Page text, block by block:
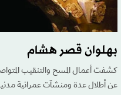
بهلوان قصر هشام
كشفت أعمال المسح والتنقيب
عن أطلال عدة ومنشآت عمرانية